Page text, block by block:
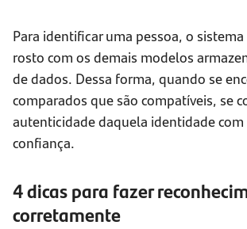
Para identificar uma pessoa, o
rosto com os demais modelos
de dados. Dessa forma, quando se
comparados que são compatíveis, se
autenticidade daquela identidade
confiança.
4 dicas para fazer
corretamente